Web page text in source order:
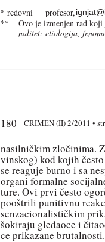
* redovni profesor,
** Ovo je izmenjen rad koji
nalitet: etiologija,
180 CRIMEN (II) 2/2011 •
nasilničkim zločinima.
vinskog) kod kojih
se reaguje burno i sa
organi formalne
ture. Ovi prvi često
pooštrili punitivnu
senzacionalističkim
šokiraju gledaoce i
ce prikazane brutalnosti.